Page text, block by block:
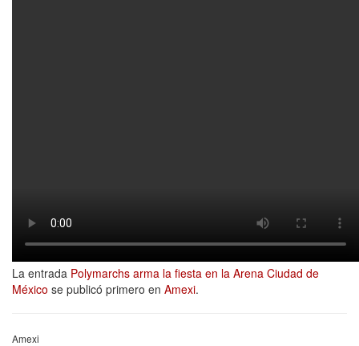
La entrada Polymarchs arma la fiesta en la Arena Ciudad de
México se publicó primero en Amexi.
Amexi